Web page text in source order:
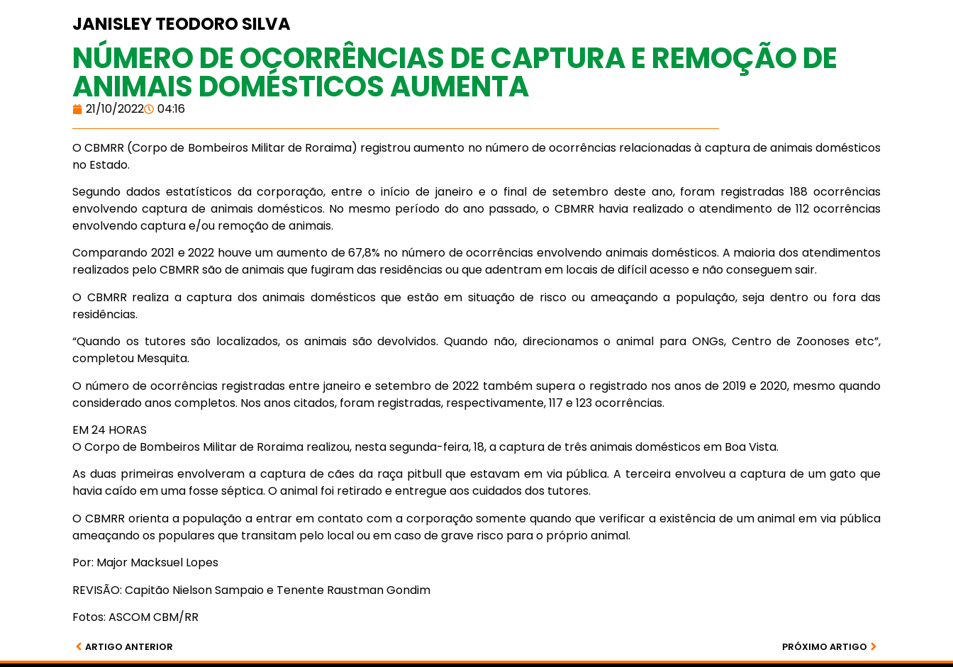
JANISLEY TEODORO SILVA
NÚMERO DE OCORRÊNCIAS DE CAPTURA E REMOÇÃO DE
ANIMAIS DOMÉSTICOS AUMENTA
21/10/2022 04:16
O CBMRR (Corpo de Bombeiros Militar de Roraima) registrou aumento no número de ocorrências relacionadas à captura de animais domésticos
no Estado.
Segundo dados estatísticos da corporação, entre o início de janeiro e o final de setembro deste ano, foram registradas 188 ocorrências
envolvendo captura de animais domésticos. No mesmo período do ano passado, o CBMRR havia realizado o atendimento de 112 ocorrências
envolvendo captura e/ou remoção de animais.
Comparando 2021 e 2022 houve um aumento de 67,8% no número de ocorrências envolvendo animais domésticos. A maioria dos atendimentos
realizados pelo CBMRR são de animais que fugiram das residências ou que adentram em locais de difícil acesso e não conseguem sair.
O CBMRR realiza a captura dos animais domésticos que estão em situação de risco ou ameaçando a população, seja dentro ou fora das
residências.
“Quando os tutores são localizados, os animais são devolvidos. Quando não, direcionamos o animal para ONGs, Centro de Zoonoses etc”,
completou Mesquita.
O número de ocorrências registradas entre janeiro e setembro de 2022 também supera o registrado nos anos de 2019 e 2020, mesmo quando
considerado anos completos. Nos anos citados, foram registradas, respectivamente, 117 e 123 ocorrências.
EM 24 HORAS
O Corpo de Bombeiros Militar de Roraima realizou, nesta segunda-feira, 18, a captura de três animais domésticos em Boa Vista.
As duas primeiras envolveram a captura de cães da raça pitbull que estavam em via pública. A terceira envolveu a captura de um gato que
havia caído em uma fosse séptica. O animal foi retirado e entregue aos cuidados dos tutores.
O CBMRR orienta a população a entrar em contato com a corporação somente quando que verificar a existência de um animal em via pública
ameaçando os populares que transitam pelo local ou em caso de grave risco para o próprio animal.
Por: Major Macksuel Lopes
REVISÃO: Capitão Nielson Sampaio e Tenente Raustman Gondim
Fotos: ASCOM CBM/RR
ARTIGO ANTERIOR PRÓXIMO ARTIGO